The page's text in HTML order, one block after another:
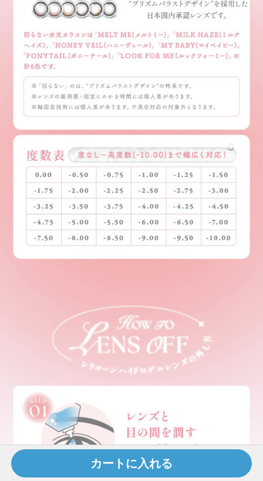
カートに入れる